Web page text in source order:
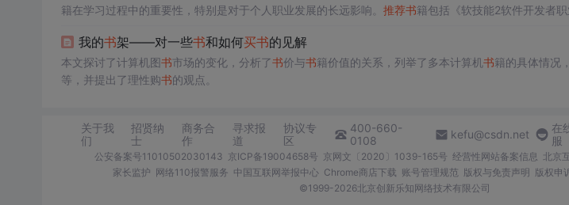
籍在学习过程中的重要性，特别是对于个人职业发展的长远影响。 推荐书籍包括《软技能2软件开发者
的设计》等，旨在帮助学生系统性地掌握知识并建立扎实的技能基础。
我的书架——对一些书和如何买书的见解
本文探讨了计算机图书市场的变化，分析了书价与书籍价值的关系，列举了多本计算机书籍的具体情况
等，并提出了理性购书的观点。
关于我
们
招贤纳
士
商务合
作
寻求报
道
协议专
区
400-660-
0108
kefu@csdn.net
在
服
公安备案号11010502030143 京ICP备19004658号 京网文〔2020〕1039-165号 经营性网站备案信息 北京
家长监护 网络110报警服务 中国互联网举报中心 Chrome商店下载 账号管理规范 版权与免责声明 版权申
©1999-2026北京创新乐知网络技术有限公司